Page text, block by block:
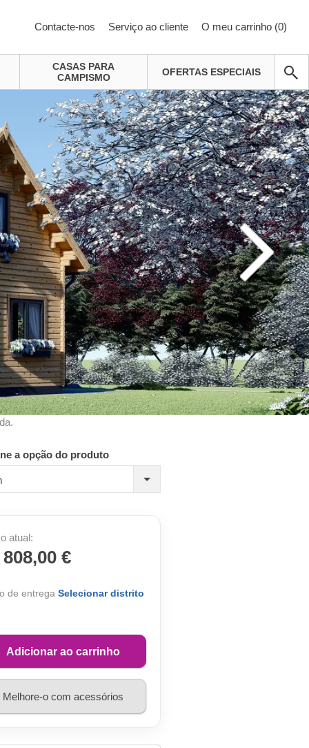
Contacte-nos Serviço ao cliente O meu carrinho (0)
CASAS PARA
CAMPISMO
OFERTAS ESPECIAIS
a opção do produto
atual:
€
de entrega Selecionar distrito
Adicionar ao carrinho
Melhore-o com acessórios